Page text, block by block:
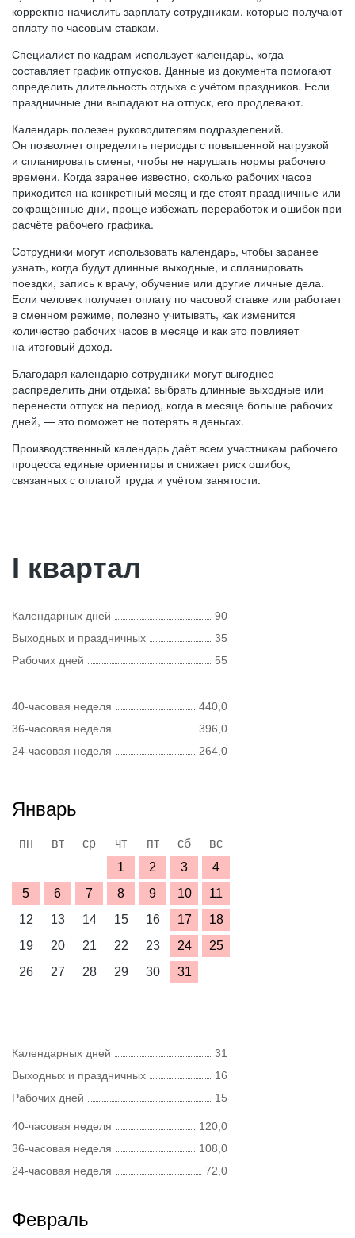
корректно начислить зарплату сотрудникам, которые получают
оплату по часовым ставкам.
Специалист по кадрам использует календарь, когда
составляет график отпусков. Данные из документа помогают
определить длительность отдыха с учётом праздников. Если
праздничные дни выпадают на отпуск, его продлевают.
Календарь полезен руководителям подразделений.
Он позволяет определить периоды с повышенной нагрузкой
и спланировать смены, чтобы не нарушать нормы рабочего
времени. Когда заранее известно, сколько рабочих часов
приходится на конкретный месяц и где стоят праздничные или
сокращённые дни, проще избежать переработок и ошибок при
расчёте рабочего графика.
Сотрудники могут использовать календарь, чтобы заранее
узнать, когда будут длинные выходные, и спланировать
поездки, запись к врачу, обучение или другие личные дела.
Если человек получает оплату по часовой ставке или работает
в сменном режиме, полезно учитывать, как изменится
количество рабочих часов в месяце и как это повлияет
на итоговый доход.
Благодаря календарю сотрудники могут выгоднее
распределить дни отдыха: выбрать длинные выходные или
перенести отпуск на период, когда в месяце больше рабочих
дней, — это поможет не потерять в деньгах.
Производственный календарь даёт всем участникам рабочего
процесса единые ориентиры и снижает риск ошибок,
связанных с оплатой труда и учётом занятости.
I квартал
Календарных дней
90
Выходных и праздничных
35
Рабочих дней
55
40-часовая неделя
440,0
36-часовая неделя
396,0
24-часовая неделя
264,0
Январь
пн вт ср чт пт сб
вс
1
2 3
4
5
6 7 8 9 10
11
12
13 14 15 16 17
18
19
20 21 22 23 24
25
26
27 28 29 30 31
Календарных дней
31
Выходных и праздничных
16
Рабочих дней
15
40-часовая неделя
120,0
36-часовая неделя
108,0
24-часовая неделя
72,0
Февраль